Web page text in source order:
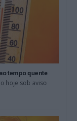
tempo quente
hoje sob aviso